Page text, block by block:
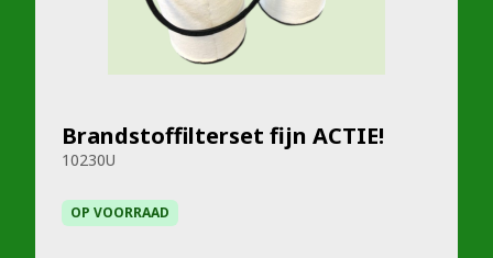
Brandstoffilterset fijn ACTIE!
10230U
OP VOORRAAD